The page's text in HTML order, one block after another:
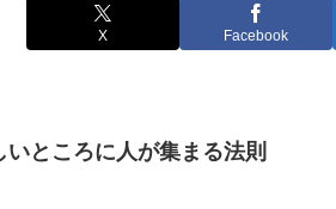
X Facebook
ところに人が集まる法則